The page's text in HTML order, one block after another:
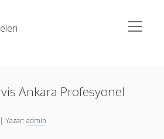
menüyü
aç
Yükseltme
Ankara Profesyonel
| Yazar:admin